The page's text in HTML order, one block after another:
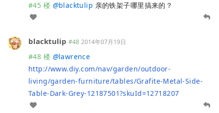
#45 楼 @blacktulip 亲的铁架子哪里搞来的？
blacktulip #48 2014年07月19日
#48 楼 @lawrence
http://www.diy.com/nav/garden/outdoor-
living/garden-furniture/tables/Grafite-Metal-Side-
Table-Dark-Grey-12187501?skuId=12718207